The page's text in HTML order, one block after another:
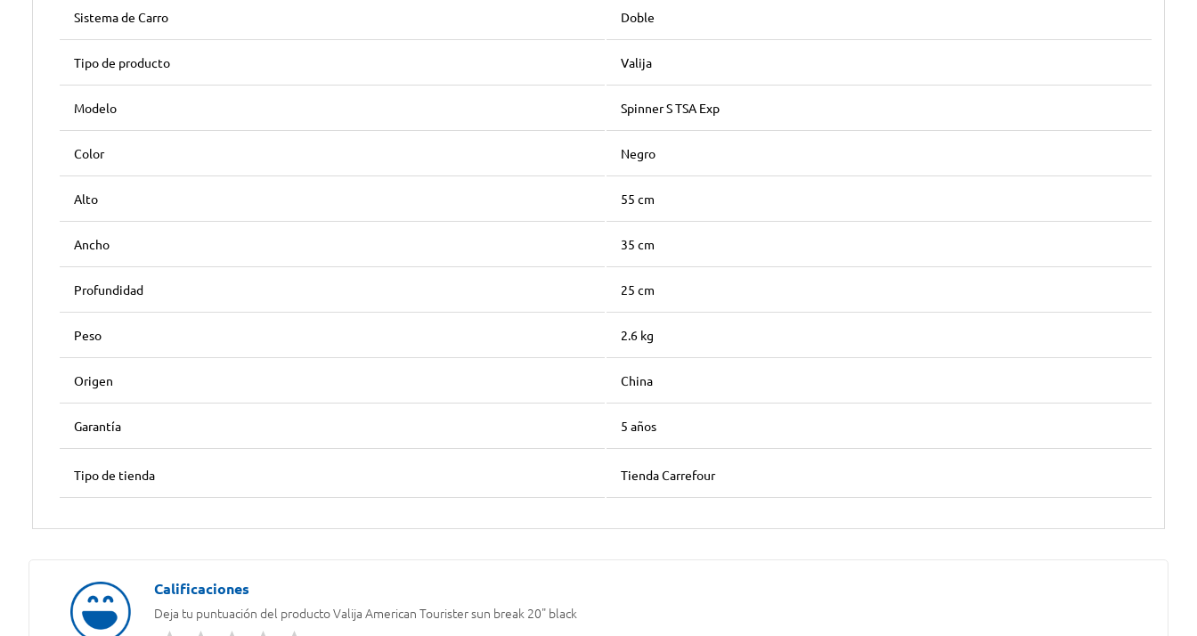
Sistema de Carro Doble
Tipo de producto Valija
Modelo Spinner S TSA Exp
Color Negro
Alto 55 cm
Ancho 35 cm
Profundidad 25 cm
Peso 2.6 kg
Origen China
Garantía 5 años
Tipo de tienda Tienda Carrefour
Deja tu puntuación del productoValija American Tourister sun break 20" black